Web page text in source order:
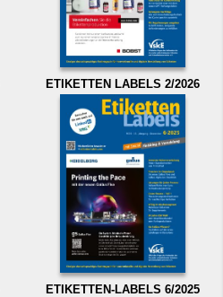
ETIKETTEN LABELS 2/2026
ETIKETTEN-LABELS 6/2025